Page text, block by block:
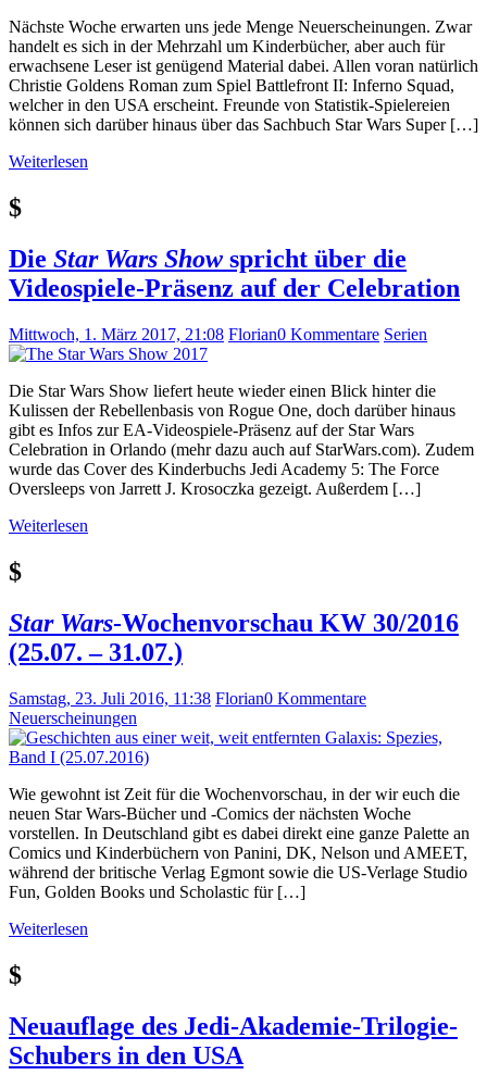
Nächste Woche erwarten uns jede Menge Neuerscheinungen. Zwar
handelt es sich in der Mehrzahl um Kinderbücher, aber auch für
erwachsene Leser ist genügend Material dabei. Allen voran natürlich
Christie Goldens Roman zum Spiel Battlefront II: Inferno Squad,
welcher in den USA erscheint. Freunde von Statistik-Spielereien
können sich darüber hinaus über das Sachbuch Star Wars Super […]
Weiterlesen
$
Die Star Wars Show spricht über die
Videospiele-Präsenz auf der Celebration
Mittwoch, 1. März 2017, 21:08 Florian0 Kommentare Serien
Die Star Wars Show liefert heute wieder einen Blick hinter die
Kulissen der Rebellenbasis von Rogue One, doch darüber hinaus
gibt es Infos zur EA-Videospiele-Präsenz auf der Star Wars
Celebration in Orlando (mehr dazu auch auf StarWars.com). Zudem
wurde das Cover des Kinderbuchs Jedi Academy 5: The Force
Oversleeps von Jarrett J. Krosoczka gezeigt. Außerdem […]
Weiterlesen
$
Star Wars-Wochenvorschau KW 30/2016
(25.07. – 31.07.)
Samstag, 23. Juli 2016, 11:38 Florian0 Kommentare
Neuerscheinungen
Wie gewohnt ist Zeit für die Wochenvorschau, in der wir euch die
neuen Star Wars-Bücher und -Comics der nächsten Woche
vorstellen. In Deutschland gibt es dabei direkt eine ganze Palette an
Comics und Kinderbüchern von Panini, DK, Nelson und AMEET,
während der britische Verlag Egmont sowie die US-Verlage Studio
Fun, Golden Books und Scholastic für […]
Weiterlesen
$
Neuauflage des Jedi-Akademie-Trilogie-
Schubers in den USA